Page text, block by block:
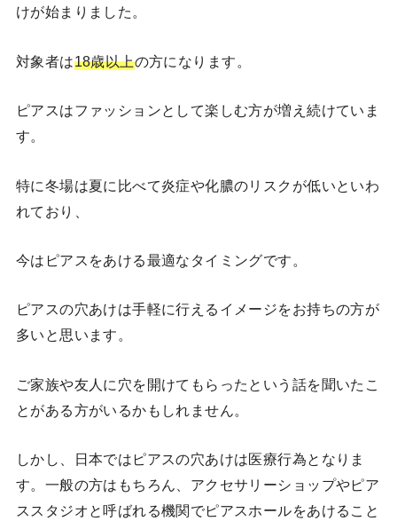
けが始まりました。
対象者は18歳以上の方になります。
ピアスはファッションとして楽しむ方が増え続けていま
す。
特に冬場は夏に比べて炎症や化膿のリスクが低いといわ
れており、
今はピアスをあける最適なタイミングです。
ピアスの穴あけは手軽に行えるイメージをお持ちの方が
多いと思います。
ご家族や友人に穴を開けてもらったという話を聞いたこ
とがある方がいるかもしれません。
しかし、日本ではピアスの穴あけは医療行為となりま
す。一般の方はもちろん、アクセサリーショップやピア
ススタジオと呼ばれる機関でピアスホールをあけること